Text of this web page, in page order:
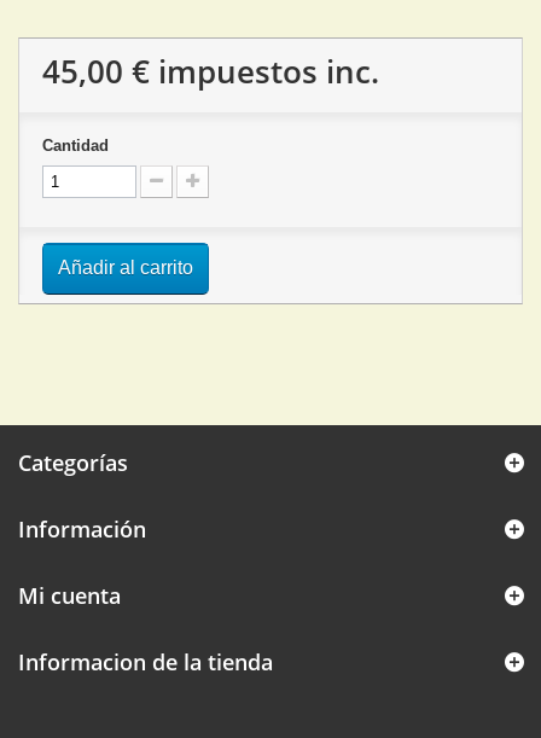
45,00 € impuestos inc.
Cantidad
Añadir al carrito
Categorías
Información
Mi cuenta
Informacion de la tienda